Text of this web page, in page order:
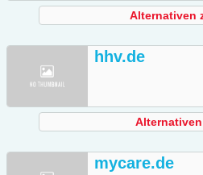
Alternativen
hhv.de
mycare.de